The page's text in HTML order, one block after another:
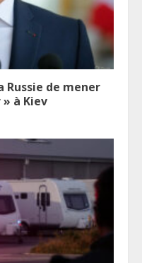
Russie de mener
à Kiev